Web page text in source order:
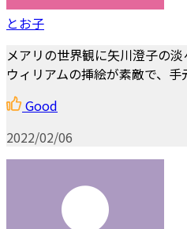
とお子
メアリの世界観に矢川澄子の淡
ウィリアムの挿絵が素敵で、
Good
2022/02/06